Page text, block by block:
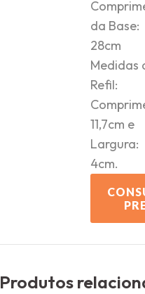
da Base:
28cm
Medidas
Refil:
11,7cm e
Largura:
4cm.
Produtos